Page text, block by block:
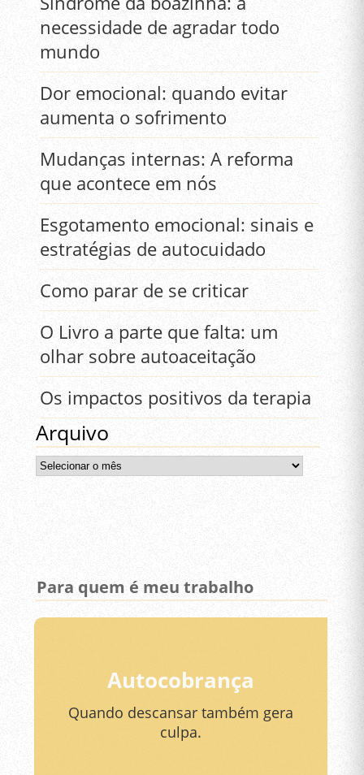
necessidade de agradar todo
mundo
Dor emocional: quando evitar
aumenta o sofrimento
Mudanças internas: A reforma
que acontece em nós
Esgotamento emocional: sinais e
estratégias de autocuidado
Como parar de se criticar
O Livro a parte que falta: um
olhar sobre autoaceitação
Os impactos positivos da terapia
Arquivo
Arquivo
Para quem é meu trabalho
Autocobrança
Quando descansar também gera
culpa.